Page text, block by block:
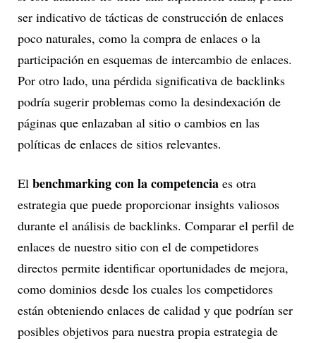
ser indicativo de tácticas de construcción de enlaces
poco naturales, como la compra de enlaces o la
participación en esquemas de intercambio de enlaces.
Por otro lado, una pérdida significativa de backlinks
podría sugerir problemas como la desindexación de
páginas que enlazaban al sitio o cambios en las
políticas de enlaces de sitios relevantes.
El benchmarking con la competencia es otra
estrategia que puede proporcionar insights valiosos
durante el análisis de backlinks. Comparar el perfil de
enlaces de nuestro sitio con el de competidores
directos permite identificar oportunidades de mejora,
como dominios desde los cuales los competidores
están obteniendo enlaces de calidad y que podrían ser
posibles objetivos para nuestra propia estrategia de